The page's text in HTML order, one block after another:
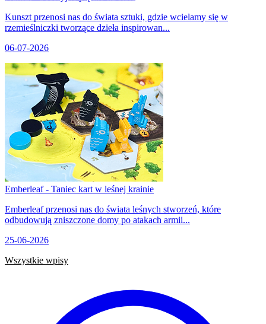
Kunszt przenosi nas do świata sztuki, gdzie wcielamy się w
rzemieślniczki tworzące dzieła inspirowan...
06-07-2026
Emberleaf - Taniec kart w leśnej krainie
Emberleaf przenosi nas do świata leśnych stworzeń, które
odbudowują zniszczone domy po atakach armii...
25-06-2026
Wszystkie wpisy